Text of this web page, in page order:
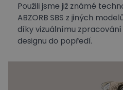
Použili jsme již známé
ABZORB SBS z jiných
díky vizuálnímu
designu do popředí.